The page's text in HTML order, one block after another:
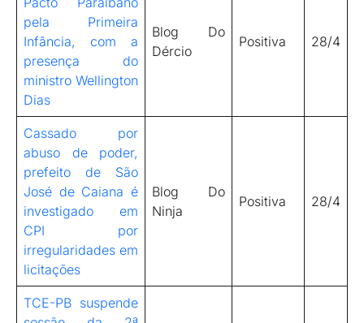
pela Primeira
Infância, com a
presença do
ministro Wellington
Dias
Blog Do
Dércio
Positiva 28/4
Cassado por
abuso de poder,
prefeito de São
José de Caiana é
investigado em
CPI por
irregularidades em
licitações
Blog Do
Ninja
Positiva 28/4
TCE-PB suspende